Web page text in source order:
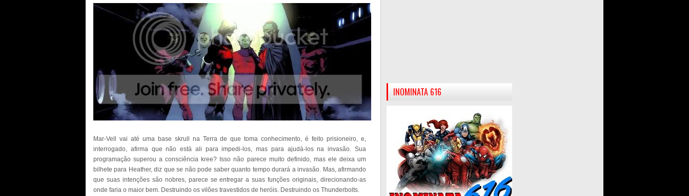
Mar-Vell vai até uma base skrull na Terra de que toma conhecimento, é feito prisioneiro, e,
interrogado, afirma que não está ali para impedi-los, mas para ajudá-los na invasão. Sua
programação superou a consciência kree? Isso não parece muito definido, mas ele deixa um
bilhete para Heather, diz que se não pode saber quanto tempo durará a invasão. Mas, afirmando
que suas intenções são nobres, parece se entregar a suas funções originais, direcionando-as
onde faria o maior bem. Destruindo os vilões travestidos de heróis. Destruindo os Thunderbolts.
INOMINATA 616